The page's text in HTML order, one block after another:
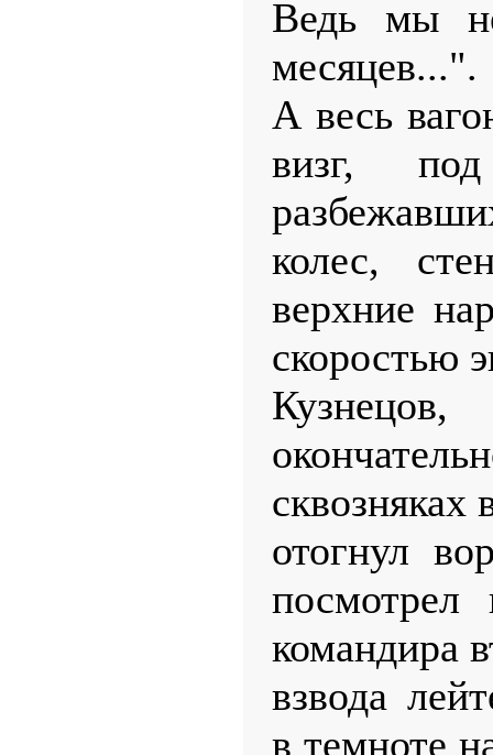
Ведь мы
месяцев...".
А весь
визг,
колес,
верхние
скоростью
сквозняках
отогнул
командира
взвода
в темноте